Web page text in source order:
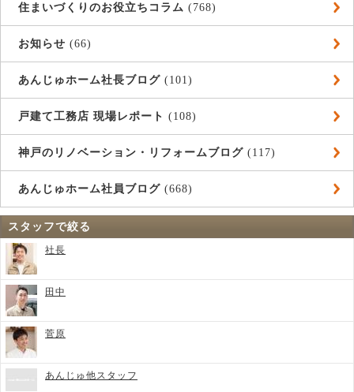
住まいづくりのお役立ちコラム(768)
お知らせ(66)
あんじゅホーム社長ブログ(101)
戸建て工務店 現場レポート(108)
神戸のリノベーション・リフォームブログ(117)
あんじゅホーム社員ブログ(668)
スタッフで絞る
社長
田中
菅原
あんじゅ他スタッフ